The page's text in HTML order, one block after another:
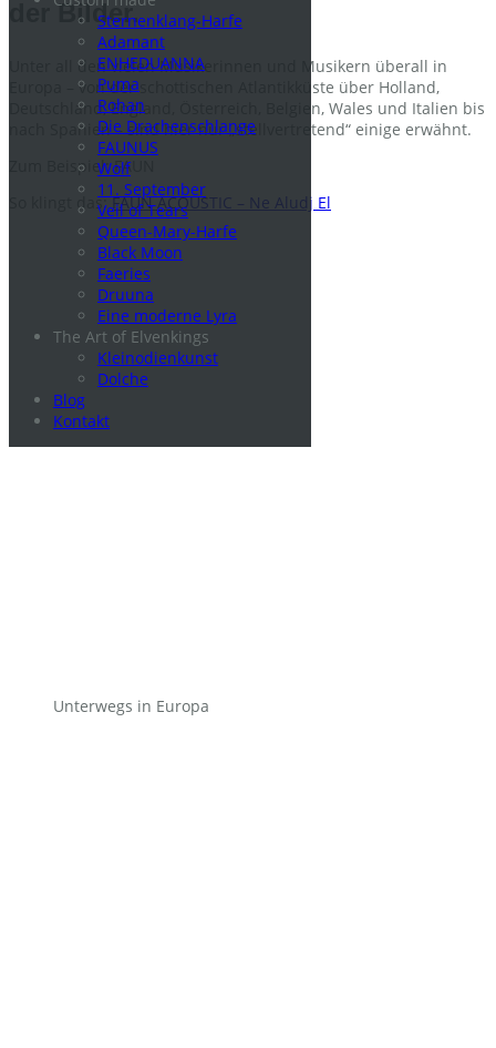
Sternenklang-Harfe
Adamant
ENHEDUANNA
Puma
Rohan
Die Drachenschlange
FAUNUS
Wolf
11. September
Veil of Tears
Queen-Mary-Harfe
Black Moon
Faeries
Druuna
Eine moderne Lyra
The Art of Elvenkings
Kleinodienkunst
Dolche
Blog
Kontakt
der Bilder.
Unter all den vielen Musikerinnen und Musikern überall in
Europa – von der schottischen Atlantikküste über Holland,
Deutschland, England, Österreich, Belgien, Wales und Italien bis
nach Spanien – sind hier nur „stellvertretend“ einige erwähnt.
Zum Beispiel: FAUN
So klingt das:FAUN ACOUSTIC – Ne Aludj El
Unterwegs in Europa